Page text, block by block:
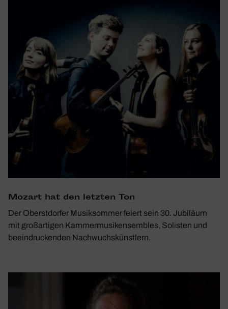
Mozart hat den letzten Ton
Der Oberstdorfer Musiksommer feiert sein 30. Jubiläum
mit großartigen Kammermusikensembles, Solisten und
beeindruckenden Nachwuchskünstlern.